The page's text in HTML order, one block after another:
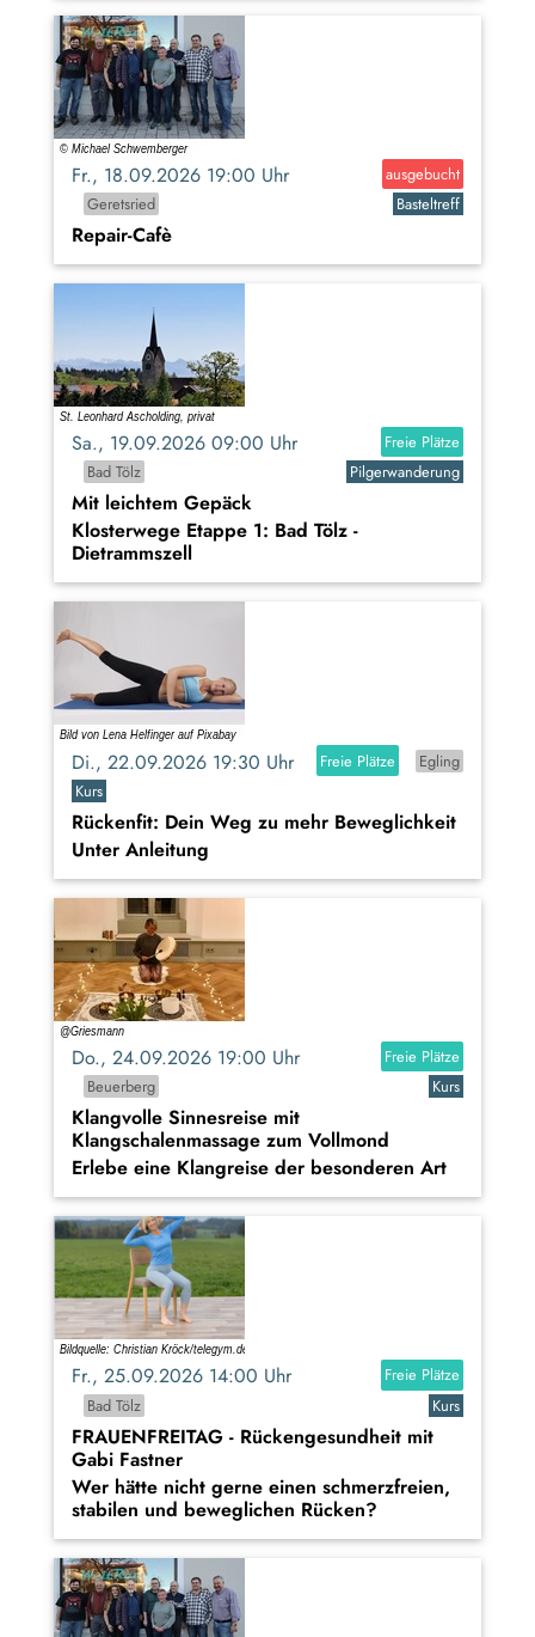
Fr., 18.09.2026 19:00 Uhr
ausgebucht
Geretsried
Basteltreff
Repair-Cafè
Sa., 19.09.2026 09:00 Uhr
Freie Plätze
Bad Tölz
Pilgerwanderung
Mit leichtem Gepäck
Klosterwege Etappe 1: Bad Tölz -
Dietrammszell
Di., 22.09.2026 19:30 Uhr Freie Plätze
Egling
Kurs
Rückenfit: Dein Weg zu mehr Beweglichkeit
Unter Anleitung
Do., 24.09.2026 19:00 Uhr
Freie Plätze
Beuerberg
Kurs
Klangvolle Sinnesreise mit
Klangschalenmassage zum Vollmond
Erlebe eine Klangreise der besonderen Art
Fr., 25.09.2026 14:00 Uhr
Freie Plätze
Bad Tölz
Kurs
FRAUENFREITAG - Rückengesundheit mit
Gabi Fastner
Wer hätte nicht gerne einen schmerzfreien,
stabilen und beweglichen Rücken?